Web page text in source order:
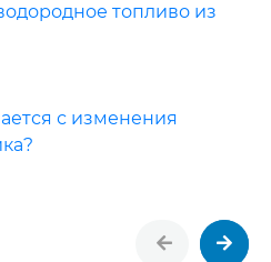
топливо из
с изменения